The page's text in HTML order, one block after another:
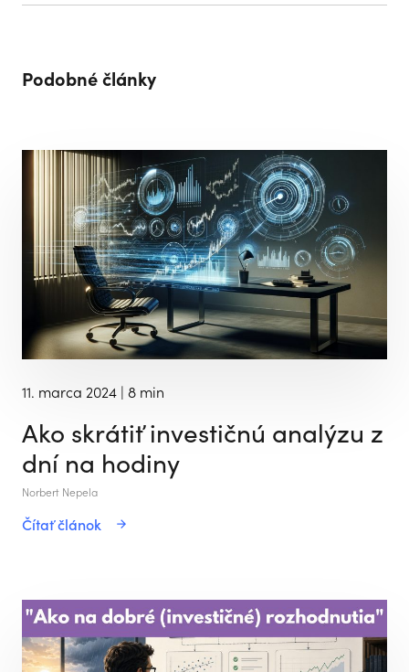
Podobné články
11. marca 2024 | 8 min
Ako skrátiť investičnú analýzu z
dní na hodiny
Norbert Nepela
Čítať článok